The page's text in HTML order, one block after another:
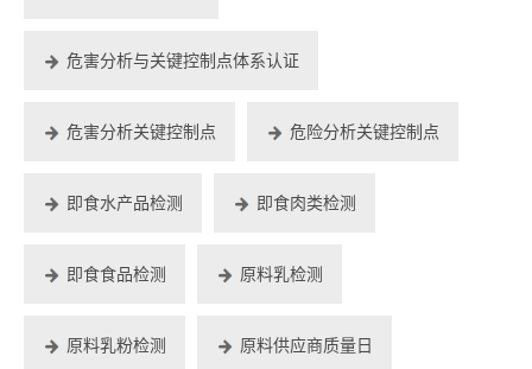
危害分析与关键控制点体系认证
危害分析关键控制点 危险分析关键控制点
即食水产品检测 即食肉类检测
即食食品检测 原料乳检测
原料乳粉检测 原料供应商质量日